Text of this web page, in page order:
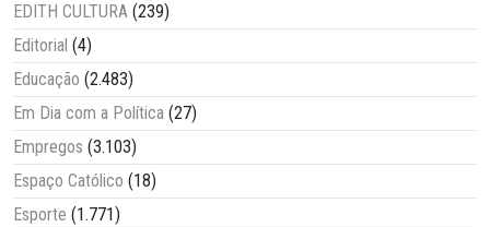
EDITH CULTURA (239)
Editorial (4)
Educação (2.483)
Em Dia com a Política (27)
Empregos (3.103)
Espaço Católico (18)
Esporte (1.771)